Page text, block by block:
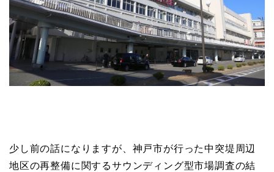
少し前の話になりますが、神戸市が行った中突堤周辺
地区の再整備に関するサウンディング型市場調査の結